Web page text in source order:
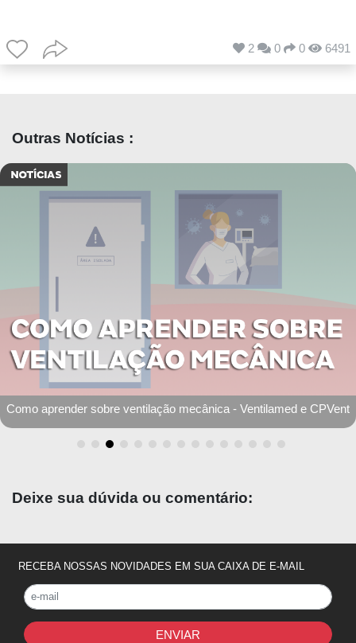
2 0 0 6491
Outras Notícias :
Como aprender sobre ventilação mecânica - Ventilamed e CPVent
Deixe sua dúvida ou comentário:
RECEBA NOSSAS NOVIDADES EM SUA CAIXA DE E-MAIL
ENVIAR